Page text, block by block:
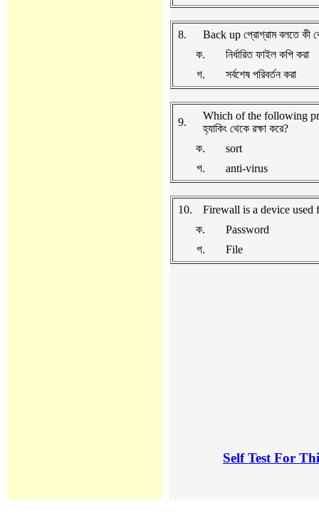
8.
Back up প্রোগ্রাম বলতে কী
ক.
নির্ধারিত ফাইল কপি করা
গ.
সর্বশেষ পরিবর্তন করা
9.
Which of the following
হ্যাকিং থেকে রক্ষা করে?
ক.
sort
গ.
anti-virus
10.
Firewall is a device
ক.
Password
গ.
File
Self Test For